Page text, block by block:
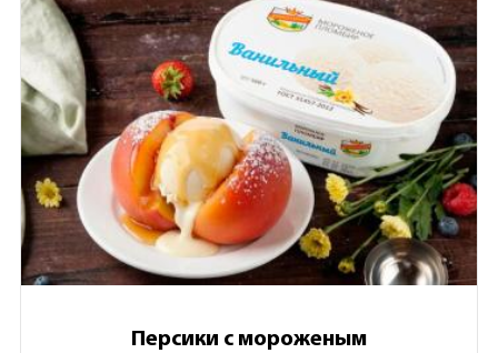
Персики с мороженым